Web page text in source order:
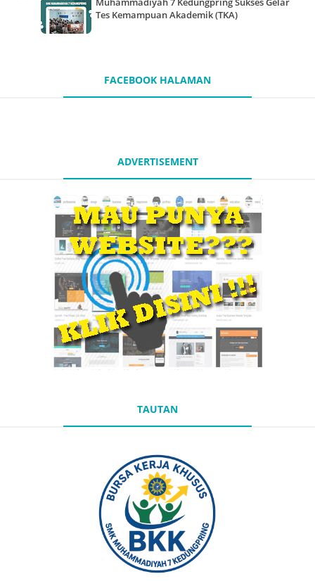
Tes Kemampuan Akademik (TKA)
FACEBOOK HALAMAN
ADVERTISEMENT
TAUTAN